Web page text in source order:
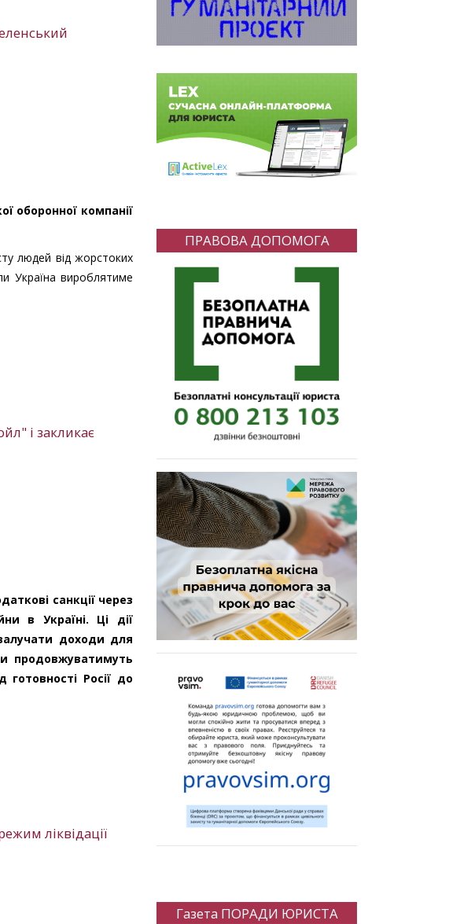
оборонної компанії
людей від жорстоких
Україна вироблятиме
і закликає
санкції через
в Україні. Ці дії
доходи для
продовжуватимуть
Росії до
ліквідації
ПРАВОВА ДОПОМОГА
Газета ПОРАДИ ЮРИСТА